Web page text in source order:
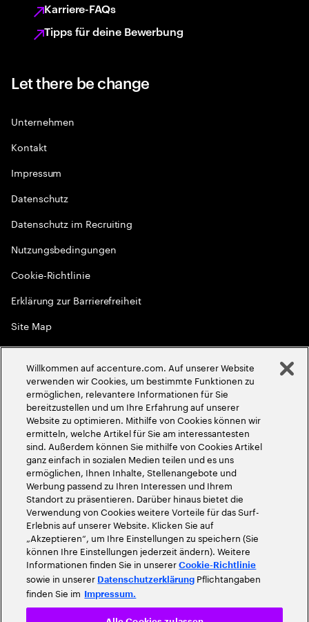
Karriere-FAQs
Tipps für deine Bewerbung
Let there be change
Unternehmen
Kontakt
Impressum
Datenschutz
Datenschutz im Recruiting
Nutzungsbedingungen
Cookie-Richtlinie
Erklärung zur Barrierefreiheit
Site Map
Globale Meritokratie
2026Accenture. Alle Rechte vorbehalten
Willkommen auf accenture.com. Auf unserer Website
verwenden wir Cookies, um bestimmte Funktionen zu
ermöglichen, relevantere Informationen für Sie
bereitzustellen und um Ihre Erfahrung auf unserer
Website zu optimieren. Mithilfe von Cookies können wir
ermitteln, welche Artikel für Sie am interessantesten
sind. Außerdem können Sie mithilfe von Cookies Artikel
ganz einfach in sozialen Medien teilen und es uns
ermöglichen, Ihnen Inhalte, Stellenangebote und
Werbung passend zu Ihren Interessen und Ihrem
Standort zu präsentieren. Darüber hinaus bietet die
Verwendung von Cookies weitere Vorteile für das Surf-
Erlebnis auf unserer Website. Klicken Sie auf
„Akzeptieren“, um Ihre Einstellungen zu speichern (Sie
können Ihre Einstellungen jederzeit ändern). Weitere
Informationen finden Sie in unsererCookie-Richtlinie
sowie in unserer Datenschutzerklärung Pflichtangaben
finden Sie im Impressum.